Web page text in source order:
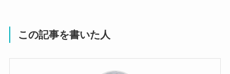
この記事を書いた人